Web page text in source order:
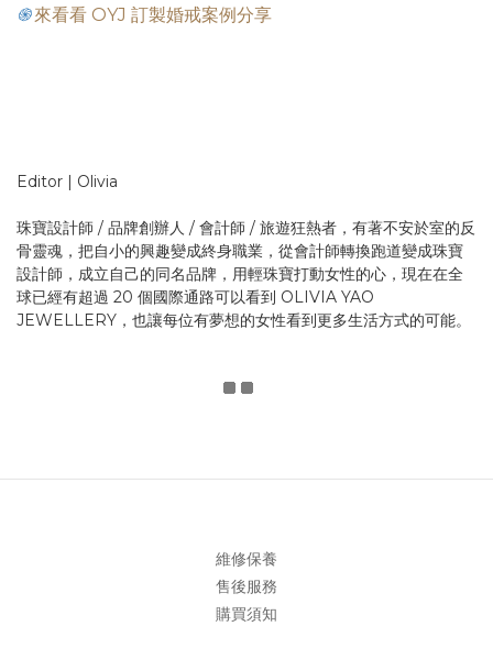
֍來看看 OYJ 訂製婚戒案例分享
Editor | Olivia
珠寶設計師 / 品牌創辦人 / 會計師 / 旅遊狂熱者，有著不安於室的反
骨靈魂，把自小的興趣變成終身職業，從會計師轉換跑道變成珠寶
設計師，成立自己的同名品牌，用輕珠寶打動女性的心，現在在全
球已經有超過 20 個國際通路可以看到 OLIVIA YAO
JEWELLERY，也讓每位有夢想的女性看到更多生活方式的可能。
維修保養
售後服務
購買須知